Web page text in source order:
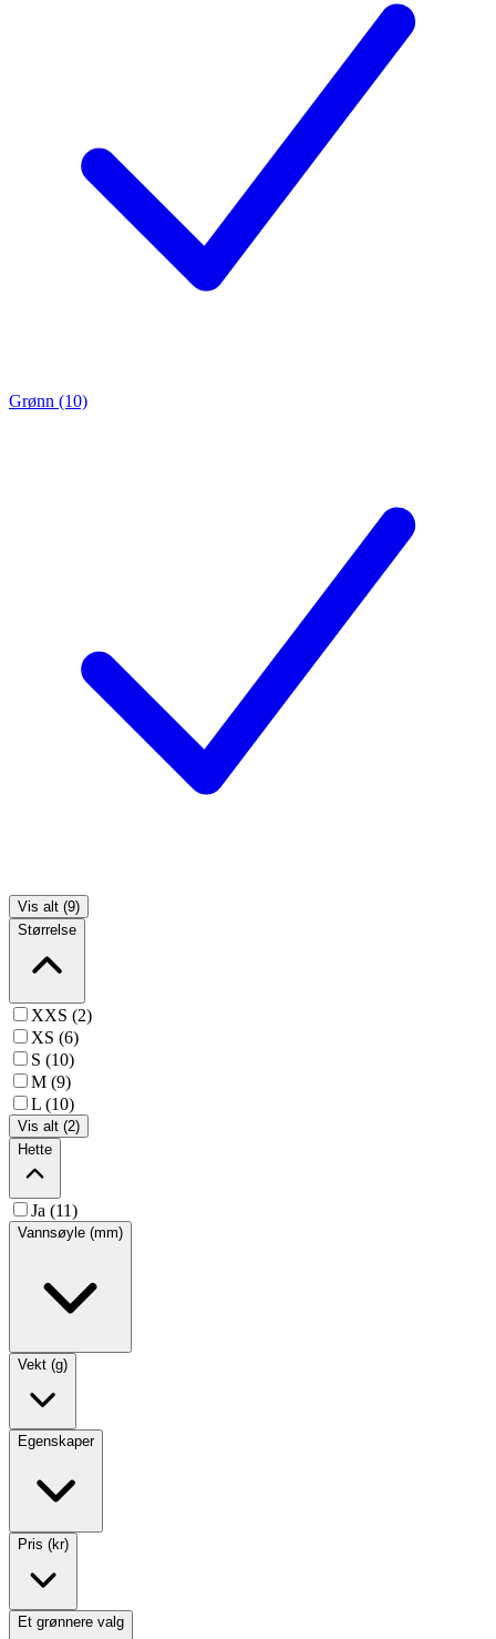
Grønn (10)
Vis alt (9)
Størrelse
XXS (2)
XS (6)
S (10)
M (9)
L (10)
Vis alt (2)
Hette
Ja (11)
Vannsøyle (mm)
Vekt (g)
Egenskaper
Pris (kr)
Et grønnere valg